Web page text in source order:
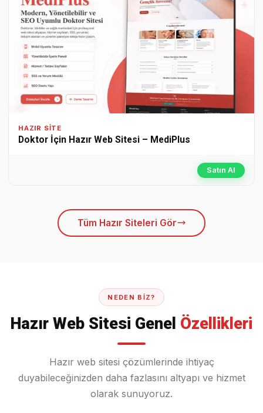
HAZIR SITE
Doktor İçin Hazır Web Sitesi – MediPlus
Satın Al
Tüm Hazır Siteleri Gör
NEDEN BIZ?
Hazır Web Sitesi Genel Özellikleri
Hazır web sitesi çözümlerinde ihtiyaç
duyabileceğinizden daha fazlasını altyapı ve hizmet
olarak sunuyoruz.